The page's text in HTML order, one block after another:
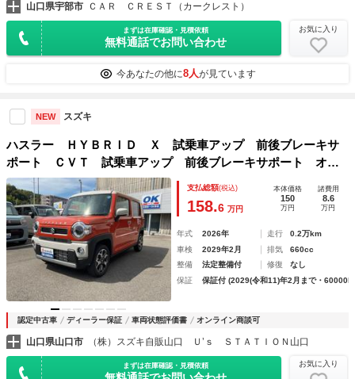
山口県宇部市 ＣＡＲ ＣＲＥＳＴ（カークレスト）
まずは在庫確認・見積依頼
無料通話でお問い合わせ
お気に入り
今あなたの他に8人が見ています
NEW スズキ
ハスラー ＨＹＢＲＩＤ Ｘ 試乗車アップ 前後ブレーキサ
ポート ＣＶＴ 試乗車アップ 前後ブレーキサポート オー
トエアコン シートヒーター アダプティブクルーズコントロ
ール ステアリングオーディオスイッチ プッシュスタート
助手席エアバッグ サイドエアバッグ ＣＶＴ車
支払総額(税込)
158.6 万円
本体価格
150
万円
諸費用
8.6
万円
年式 2026年 走行
0.2万km
車検
2029年2月 排気
660cc
整備
法定整備付 修復
なし
保証
保証付 (2029(令和11)年2月まで・
認定中古車 ディーラー保証 車両状態評価書 オンライン商談可
山口県山口市 （株）スズキ自販山口 Ｕ’ｓ ＳＴＡＴＩＯＮ山口
まずは在庫確認・見積依頼 お気に入り